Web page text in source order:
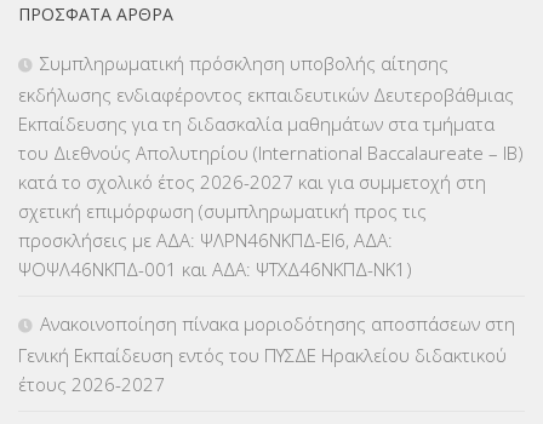
ΕΠΙΜΟΡΦΩΣΗ Τ.Π.Ε.(10)
ΕΥΡΩΠΑΪΚΑ ΠΡΟΓΡΑΜΜΑΤΑ(230)
ΚΕΣΥ (60)
ΚΕΣΥΠ(109)
ΚΠγ – ΚΡΑΤΙΚΟ ΠΙΣΤΟΠΟΙΗΤΙΚΟ ΓΛΩΣΣΟΜΑΘΕΙΑΣ(135)
ΚΠπ- ΚΡΑΤΙΚΟ ΠΙΣΤΟΠΟΙΗΤΙΚΟ ΠΛΗΡΟΦΟΡΙΚΗΣ
ΠΡΌΣΦΑΤΑ ΆΡΘΡΑ
Συμπληρωματική πρόσκληση υποβολής αίτησης
εκδήλωσης ενδιαφέροντος εκπαιδευτικών Δευτεροβάθμιας
Εκπαίδευσης για τη διδασκαλία μαθημάτων στα τμήματα
του Διεθνούς Απολυτηρίου (International Baccalaureate – IB)
κατά το σχολικό έτος 2026-2027 και για συμμετοχή στη
σχετική επιμόρφωση (συμπληρωματική προς τις
προσκλήσεις με ΑΔΑ: ΨΛΡΝ46ΝΚΠΔ-ΕΙ6, ΑΔΑ:
ΨΟΨΛ46ΝΚΠΔ-001 και ΑΔΑ: ΨΤΧΔ46ΝΚΠΔ-ΝΚ1)
Ανακοινοποίηση πίνακα μοριοδότησης αποσπάσεων στη
Γενική Εκπαίδευση εντός του ΠΥΣΔΕ Ηρακλείου διδακτικού
έτους 2026-2027